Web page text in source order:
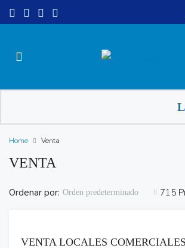
Home Venta
VENTA
715
Ordenar por: Orden predeterminado